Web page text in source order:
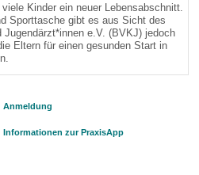
Kinder ein neuer Lebensabschnitt.
Sporttasche gibt es aus Sicht des
Jugendärzt*innen e.V. (BVKJ) jedoch
Eltern für einen gesunden Start in
Anmeldung
Informationen zur PraxisApp